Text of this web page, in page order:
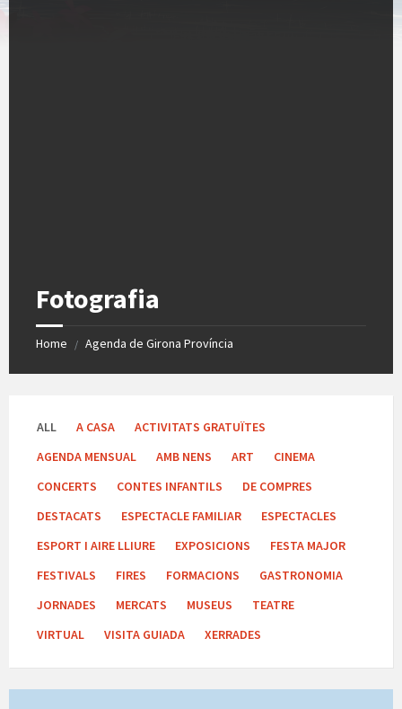
Fotografia
Home / Agenda de Girona Província
ALL A CASA
ACTIVITATS GRATUÏTES
AGENDA MENSUAL
AMB NENS ART
CINEMA
CONCERTS
CONTES INFANTILS
DE COMPRES
DESTACATS
ESPECTACLE FAMILIAR
ESPECTACLES
ESPORT I AIRE LLIURE
EXPOSICIONS
FESTA MAJOR
FESTIVALS
FIRES FORMACIONS
GASTRONOMIA
JORNADES
MERCATS MUSEUS
TEATRE
VIRTUAL
VISITA GUIADA XERRADES